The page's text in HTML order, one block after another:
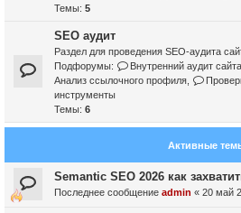
Темы: 5
SEO аудит
Раздел для проведения SEO-аудита
Подфорумы:
Внутренний аудит сайта
Анализ ссылочного профиля
инструменты
Темы: 6
Активные
Semantic SEO 2026 как
Последнее сообщение admin « 20 май